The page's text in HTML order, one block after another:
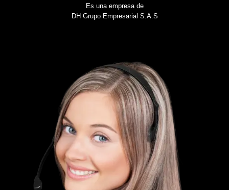
Es una empresa de
DH Grupo Empresarial S.A.S